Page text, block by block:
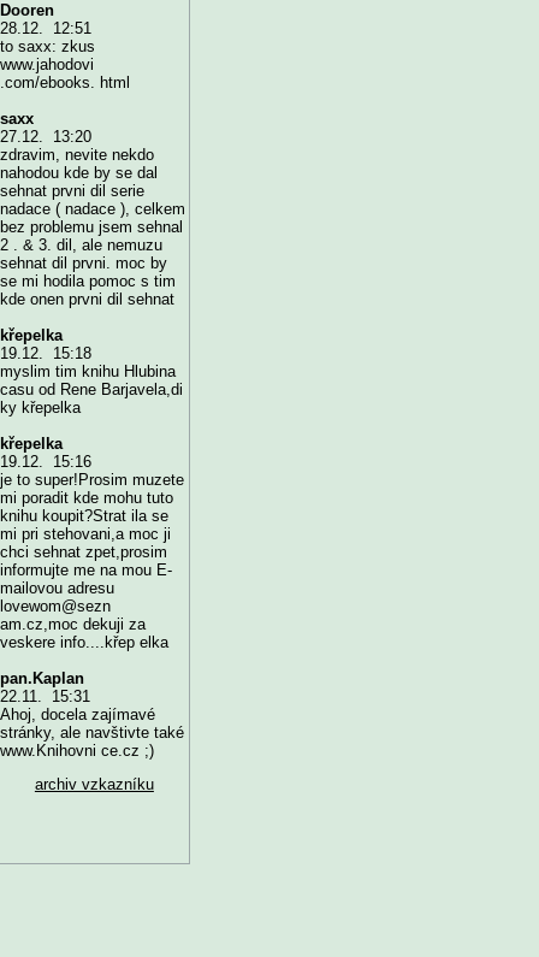
Dooren
28.12. 12:51
to saxx: zkus
www.jahodovi
.com/ebooks. html
saxx
27.12. 13:20
zdravim, nevite nekdo
nahodou kde by se dal
sehnat prvni dil serie
nadace ( nadace ), celkem
bez problemu jsem sehnal
2 . & 3. dil, ale nemuzu
sehnat dil prvni. moc by
se mi hodila pomoc s tim
kde onen prvni dil sehnat
křepelka
19.12. 15:18
myslim tim knihu Hlubina
casu od Rene Barjavela,di
ky křepelka
křepelka
19.12. 15:16
je to super!Prosim muzete
mi poradit kde mohu tuto
knihu koupit?Strat ila se
mi pri stehovani,a moc ji
chci sehnat zpet,prosim
informujte me na mou E-
mailovou adresu
lovewom@sezn
am.cz,moc dekuji za
veskere info....křep elka
pan.Kaplan
22.11. 15:31
Ahoj, docela zajímavé
stránky, ale navštivte také
www.Knihovni ce.cz ;)
archiv vzkazníku